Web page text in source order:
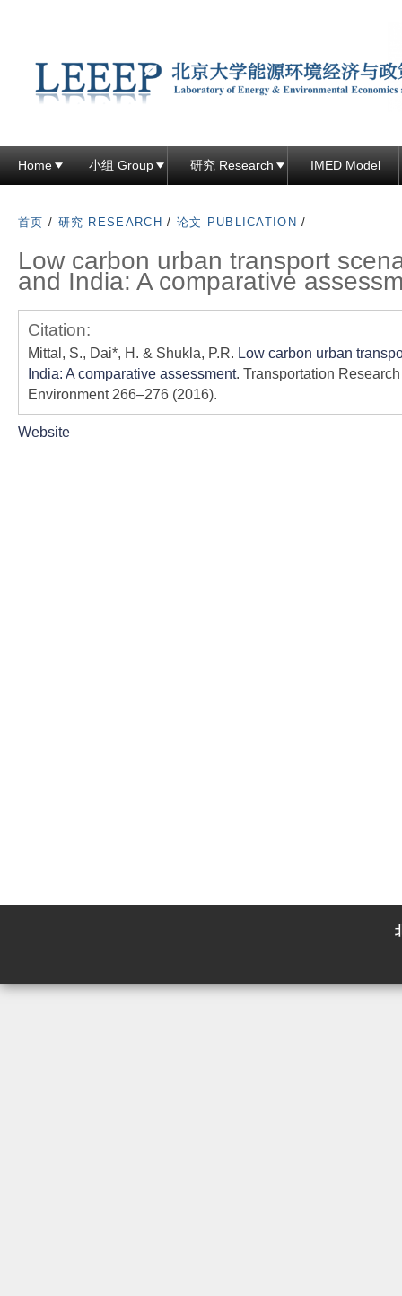
到
页
主
要
部
分
Home 小组 Group 研究 Research IMED Model
首页 / 研究 RESEARCH / 论文 PUBLICATION /
Low carbon urban transport
and India: A comparative
Citation:
Mittal, S., Dai*, H. & Shukla, P.R. Low carbon urban
India: A comparative assessment. Transportation
Environment 266–276 (2016).
Website